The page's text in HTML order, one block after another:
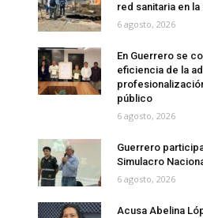
red sanitaria en la
6 agosto, 2026
En Guerrero se
eficiencia de la
público
6 agosto, 2026
Guerrero
Simulacro
6 agosto, 2026
Acusa Abelina